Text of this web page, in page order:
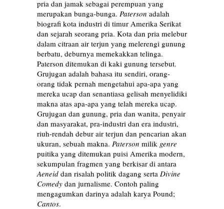
pria dan jamak sebagai perempuan yang
merupakan bunga-bunga. Paterson adalah
biografi kota industri di timur Amerika Serikat
dan sejarah seorang pria. Kota dan pria melebur
dalam citraan air terjun yang melerengi gunung
berbatu, deburnya memekakkan telinga.
Paterson ditemukan di kaki gunung tersebut.
Grujugan adalah bahasa itu sendiri, orang-
orang tidak pernah mengetahui apa-apa yang
mereka ucap dan senantiasa gelisah menyelidiki
makna atas apa-apa yang telah mereka ucap.
Grujugan dan gunung, pria dan wanita, penyair
dan masyarakat, pra-industri dan era industri,
riuh-rendah debur air terjun dan pencarian akan
ukuran, sebuah makna. Paterson milik genre
puitika yang ditemukan puisi Amerika modern,
sekumpulan fragmen yang berkisar di antara
Aeneid dan risalah politik dagang serta Divine
Comedy dan jurnalisme. Contoh paling
mengagumkan darinya adalah karya Pound;
Cantos.